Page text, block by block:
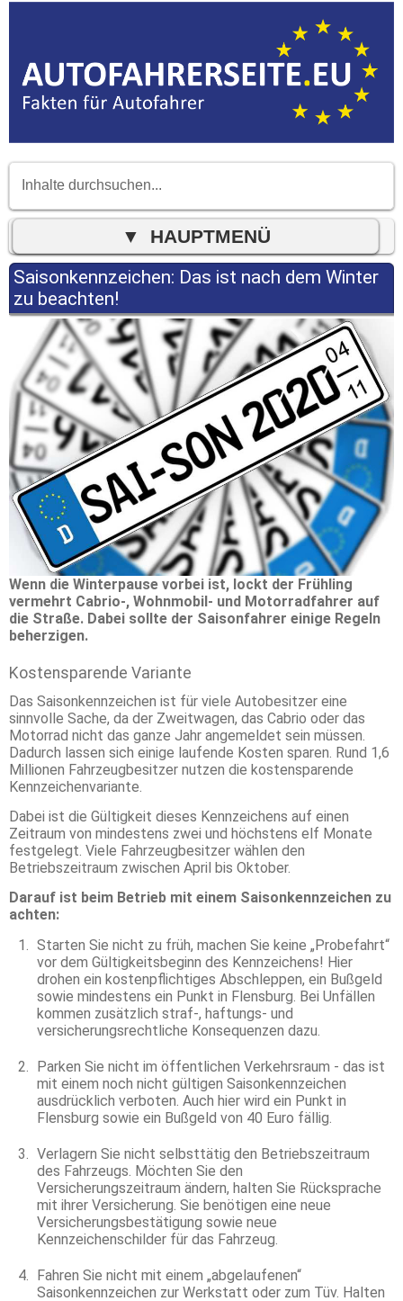
Saisonkennzeichen: Das ist nach dem Winter
zu beachten!
Wenn die Winterpause vorbei ist, lockt der Frühling
vermehrt Cabrio-, Wohnmobil- und Motorradfahrer auf
die Straße. Dabei sollte der Saisonfahrer einige Regeln
beherzigen.
Kostensparende Variante
Das Saisonkennzeichen ist für viele Autobesitzer eine
sinnvolle Sache, da der Zweitwagen, das Cabrio oder das
Motorrad nicht das ganze Jahr angemeldet sein müssen.
Dadurch lassen sich einige laufende Kosten sparen. Rund 1,6
Millionen Fahrzeugbesitzer nutzen die kostensparende
Kennzeichenvariante.
Dabei ist die Gültigkeit dieses Kennzeichens auf einen
Zeitraum von mindestens zwei und höchstens elf Monate
festgelegt. Viele Fahrzeugbesitzer wählen den
Betriebszeitraum zwischen April bis Oktober.
Darauf ist beim Betrieb mit einem Saisonkennzeichen zu
achten:
Starten Sie nicht zu früh, machen Sie keine „Probefahrt“
vor dem Gültigkeitsbeginn des Kennzeichens! Hier
drohen ein kostenpflichtiges Abschleppen, ein Bußgeld
sowie mindestens ein Punkt in Flensburg. Bei Unfällen
kommen zusätzlich straf-, haftungs- und
versicherungsrechtliche Konsequenzen dazu.
Parken Sie nicht im öffentlichen Verkehrsraum - das ist
mit einem noch nicht gültigen Saisonkennzeichen
ausdrücklich verboten. Auch hier wird ein Punkt in
Flensburg sowie ein Bußgeld von 40 Euro fällig.
Verlagern Sie nicht selbsttätig den Betriebszeitraum
des Fahrzeugs. Möchten Sie den
Versicherungszeitraum ändern, halten Sie Rücksprache
mit ihrer Versicherung. Sie benötigen eine neue
Versicherungsbestätigung sowie neue
Kennzeichenschilder für das Fahrzeug.
Fahren Sie nicht mit einem „abgelaufenen“
Saisonkennzeichen zur Werkstatt oder zum Tüv. Halten